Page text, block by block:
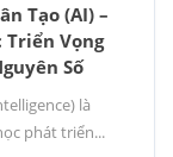
Tạo (AI) –
Triển Vọng
Số
là
phát triển...